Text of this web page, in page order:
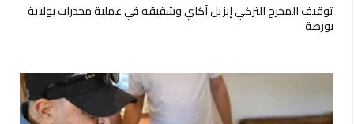
توقيف المخرج التركي إيزيل آكاي وشقيقه في عملية مخدرات بولاية
بورصة